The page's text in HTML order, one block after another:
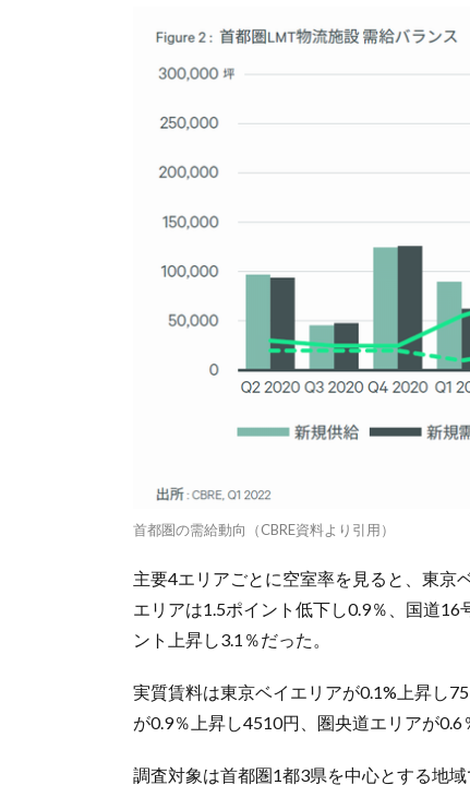
首都圏の需給動向（CBRE資料より引用）
主要4エリアごとに空室率を見ると、東京
エリアは1.5ポイント低下し0.9％、国道
ント上昇し3.1％だった。
実質賃料は東京ベイエリアが0.1%上昇し
が0.9％上昇し4510円、圏央道エリアが0.6
調査対象は首都圏1都3県を中心とする地